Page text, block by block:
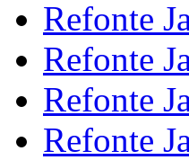
Refonte
Refonte
Refonte
Refonte